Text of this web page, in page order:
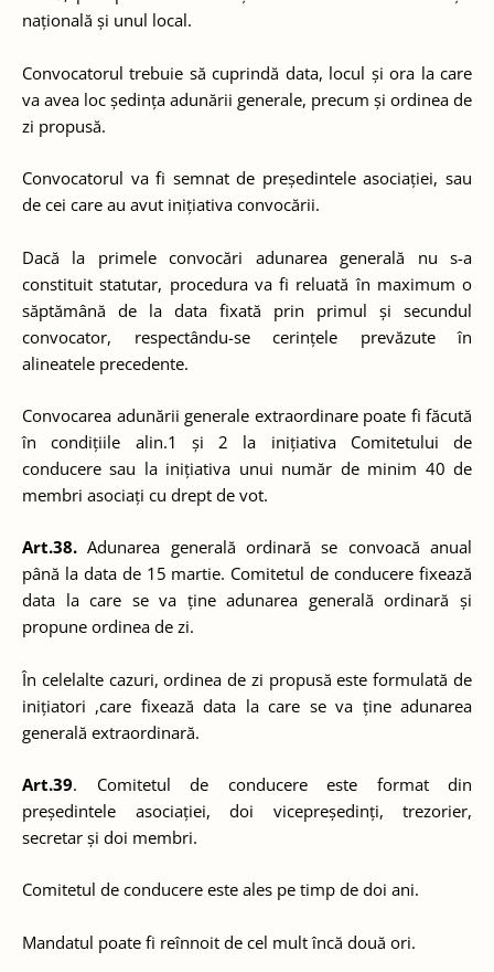
națională și unul local.
Convocatorul trebuie să cuprindă data, locul și ora la care
va avea loc ședința adunării generale, precum și ordinea de
zi propusă.
Convocatorul va fi semnat de președintele asociației, sau
de cei care au avut inițiativa convocării.
Dacă la primele convocări adunarea generală nu s-a
constituit statutar, procedura va fi reluată în maximum o
săptămână de la data fixată prin primul și secundul
convocator, respectându-se cerințele prevăzute în
alineatele precedente.
Convocarea adunării generale extraordinare poate fi făcută
în condițiile alin.1 și 2 la inițiativa Comitetului de
conducere sau la inițiativa unui număr de minim 40 de
membri asociați cu drept de vot.
Art.38. Adunarea generală ordinară se convoacă anual
până la data de 15 martie. Comitetul de conducere fixează
data la care se va ține adunarea generală ordinară și
propune ordinea de zi.
În celelalte cazuri, ordinea de zi propusă este formulată de
inițiatori ,care fixează data la care se va ține adunarea
generală extraordinară.
Art.39. Comitetul de conducere este format din
președintele asociației, doi vicepreședinți, trezorier,
secretar și doi membri.
Comitetul de conducere este ales pe timp de doi ani.
Mandatul poate fi reînnoit de cel mult încă două ori.